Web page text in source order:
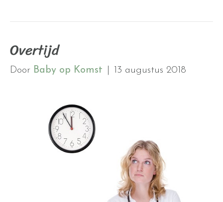
Overtijd
Door Baby op Komst 13 augustus 2018